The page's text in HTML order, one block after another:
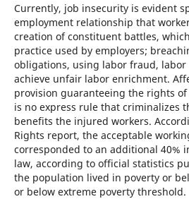
Currently, job insecurity is evident
employment relationship that
creation of constituent battles,
practice used by employers;
obligations, using labor fraud,
achieve unfair labor enrichment.
provision guaranteeing the rights
is no express rule that criminalizes
benefits the injured workers.
Rights report, the acceptable
corresponded to an additional 40%
law, according to official statistics
the population lived in poverty or
or below extreme poverty threshold.